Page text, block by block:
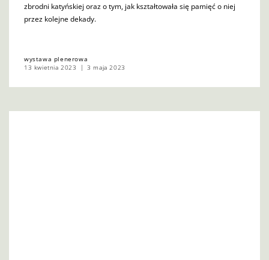
zbrodni katyńskiej oraz o tym, jak kształtowała się pamięć o niej
przez kolejne dekady.
wystawa plenerowa
13 kwietnia 2023
3 maja 2023